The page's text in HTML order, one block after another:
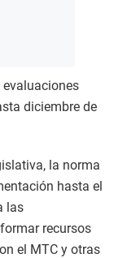
diciembre de
la norma
hasta el
las
recursos
el MTC y otras